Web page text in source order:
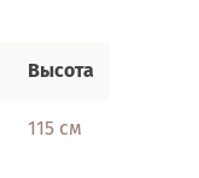
Высота
115 см